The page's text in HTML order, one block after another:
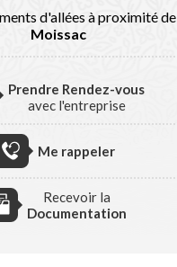
d'allées à proximité de
Moissac
Prendre Rendez-vous
avec l'entreprise
Me rappeler
Recevoir la
Documentation